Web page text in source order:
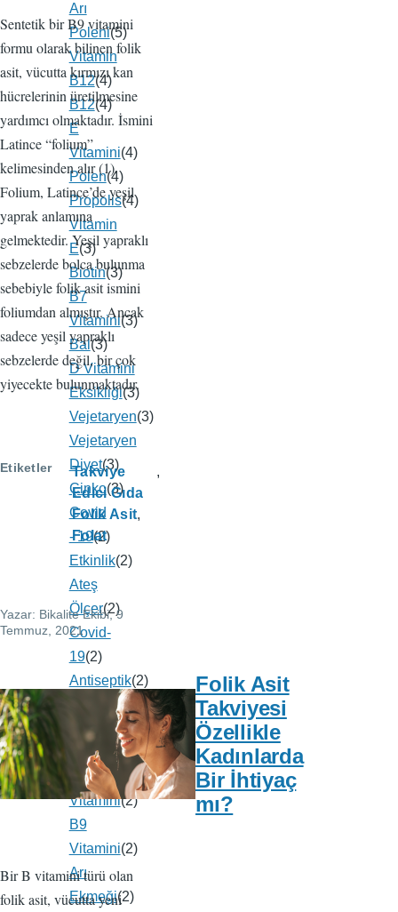
Sentetik bir B9 vitamini
formu olarak bilinen folik
asit, vücutta kırmızı kan
hücrelerinin üretilmesine
yardımcı olmaktadır. İsmini
Latince “folium”
kelimesinden alır (1).
Folium, Latince’de yeşil
yaprak anlamına
gelmektedir. Yeşil yapraklı
sebzelerde bolca bulunma
sebebiyle folik asit ismini
foliumdan almıştır. Ancak
sadece yeşil yapraklı
sebzelerde değil, bir çok
yiyecekte bulunmaktadır.
Etiketler
Takviye
Edici Gıda
Folik Asit
Folat
Yazar: Bikalite Ekibi, 9
Temmuz, 2021
Folik Asit
Takviyesi
Özellikle
Kadınlarda
Bir İhtiyaç
mı?
Bir B vitamini türü olan
folik asit, vücutta yeni
Arı
Poleni(5)
Vitamin
B12(4)
B12(4)
E
Vitamini(4)
Polen(4)
Propolis(4)
Vitamin
E(3)
Biotin(3)
B7
Vitamini(3)
Bal(3)
D Vitamini
Eksikliği(3)
Vejetaryen(3)
Vejetaryen
Diyet(3)
Çinko(3)
Covid
- 19(2)
Etkinlik(2)
Ateş
Ölçer(2)
Covid-
19(2)
Antiseptik(2)
(2)
Dezenfektanı (2)
B6
Vitamini(2)
B9
Vitamini(2)
Arı
Ekmeği(2)